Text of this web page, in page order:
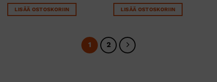
LISÄÄ OSTOSKORIIN LISÄÄ OSTOSKORIIN
1 2